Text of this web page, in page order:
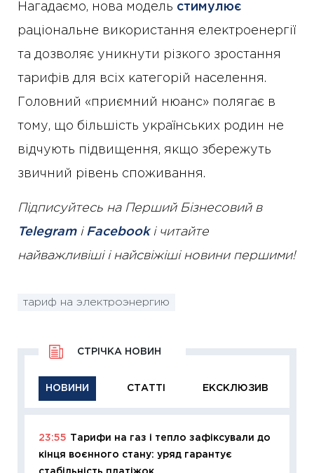
Нагадаємо, нова модель стимулює
раціональне використання електроенергії
та дозволяє уникнути різкого зростання
тарифів для всіх категорій населення.
Головний «приємний нюанс» полягає в
тому, що більшість українських родин не
відчують підвищення, якщо збережуть
звичний рівень споживання.
Підписуйтесь на Перший Бізнесовий в
Telegramі Facebookі читайте
найважливіші і найсвіжіші новини першими!
тариф на электроэнергию
НОВИНИ СТАТТІ ЕКСКЛЮЗИВ
СТРІЧКА НОВИН
23:55 Тарифи на газ і тепло зафіксували до
кінця воєнного стану: уряд гарантує
стабільність платіжок